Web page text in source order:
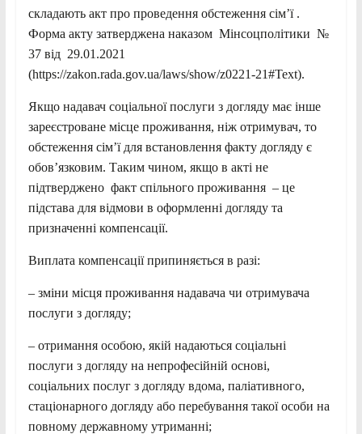
складають акт про проведення обстеження сім’ї .
Форма акту затверджена наказом Мінсоцполітики №
37 від 29.01.2021
(https://zakon.rada.gov.ua/laws/show/z0221-21#Text).
Якщо надавач соціальної послуги з догляду має інше
зареєстроване місце проживання, ніж отримувач, то
обстеження сім’ї для встановлення факту догляду є
обов’язковим. Таким чином, якщо в акті не
підтверджено факт спільного проживання – це
підстава для відмови в оформленні догляду та
призначенні компенсації.
Виплата компенсації припиняється в разі:
– зміни місця проживання надавача чи отримувача
послуги з догляду;
– отримання особою, якій надаються соціальні
послуги з догляду на непрофесійній основі,
соціальних послуг з догляду вдома, паліативного,
стаціонарного догляду або перебування такої особи на
повному державному утриманні;